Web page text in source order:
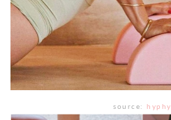
source: hyphy